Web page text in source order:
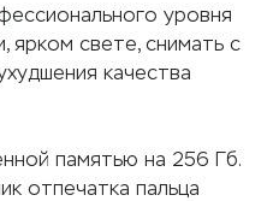
уровня
ярком свете, снимать с
качества
памятью на 256 Гб.
отпечатка пальца